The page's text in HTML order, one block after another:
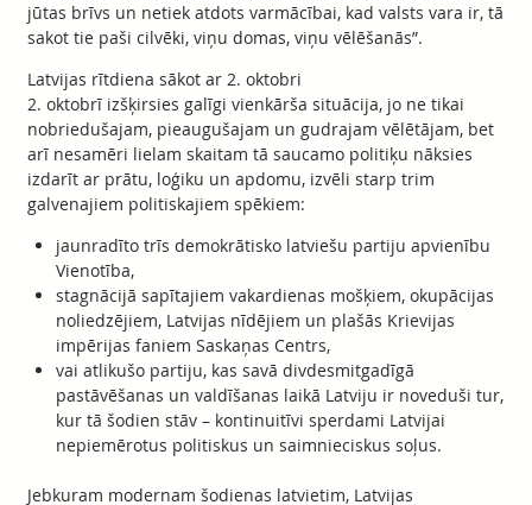
jūtas brīvs un netiek atdots varmācībai, kad valsts vara ir, tā
sakot tie paši cilvēki, viņu domas, viņu vēlēšanās”.
Latvijas rītdiena sākot ar 2. oktobri
2. oktobrī izšķirsies galīgi vienkārša situācija, jo ne tikai
nobriedušajam, pieaugušajam un gudrajam vēlētājam, bet
arī nesamēri lielam skaitam tā saucamo politiķu nāksies
izdarīt ar prātu, loģiku un apdomu, izvēli starp trim
galvenajiem politiskajiem spēkiem:
jaunradīto trīs demokrātisko latviešu partiju apvienību
Vienotība,
stagnācijā sapītajiem vakardienas mošķiem, okupācijas
noliedzējiem, Latvijas nīdējiem un plašās Krievijas
impērijas faniem Saskaņas Centrs,
vai atlikušo partiju, kas savā divdesmitgadīgā
pastāvēšanas un valdīšanas laikā Latviju ir noveduši tur,
kur tā šodien stāv – kontinuitīvi sperdami Latvijai
nepiemērotus politiskus un saimnieciskus soļus.
Jebkuram modernam šodienas latvietim, Latvijas